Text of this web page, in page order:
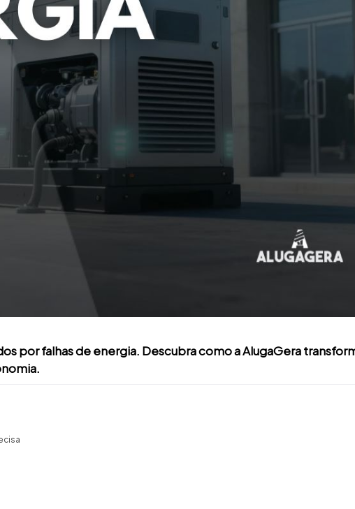
por falhas de energia. Descubra como a AlugaGera